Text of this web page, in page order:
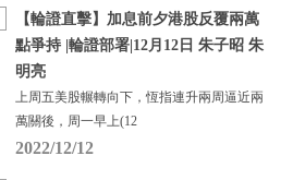
【輪證直擊】加息前夕港股反覆兩萬
點爭持 |輪證部署|12月12日 朱子昭 朱
明亮
上周五美股輾轉向下，恆指連升兩周逼近兩
萬關後，周一早上(12
2022/12/12